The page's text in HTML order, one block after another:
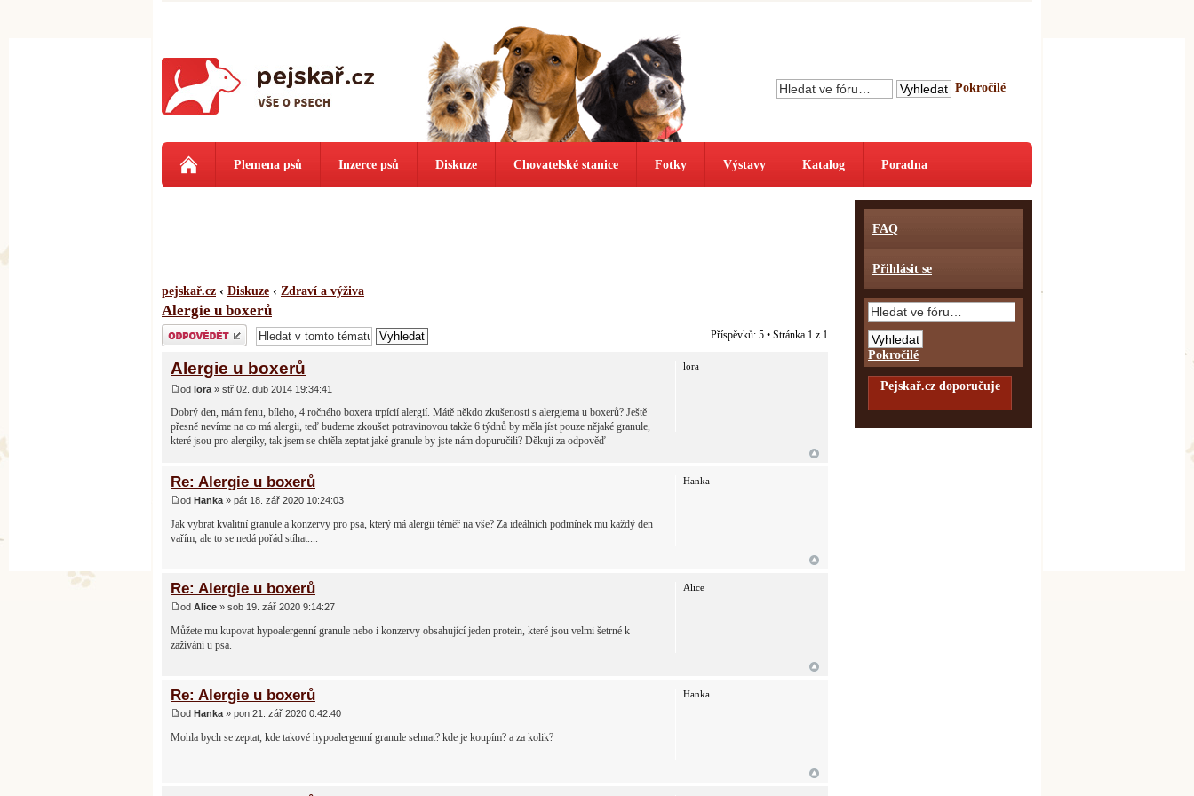
Pokročilé
Plemena psů Inzerce psů Diskuze Chovatelské stanice Fotky Výstavy Katalog Poradna
pejskař.cz ‹ Diskuze ‹ Zdraví a výživa
Alergie u boxerů
Odeslat odpověď Příspěvků: 5 • Stránka 1 z 1
Alergie u boxerů
od lora » stř 02. dub 2014 19:34:41
Dobrý den, mám fenu, bíleho, 4 ročného boxera trpícií alergií. Mátě někdo zkušenosti s alergiema u boxerů? Ještě
přesně nevíme na co má alergii, teď budeme zkoušet potravinovou takže 6 týdnů by měla jíst pouze nějaké granule,
které jsou pro alergiky, tak jsem se chtěla zeptat jaké granule by jste nám dopuručili? Děkuji za odpověď
lora
Re: Alergie u boxerů
od Hanka » pát 18. zář 2020 10:24:03
Jak vybrat kvalitní granule a konzervy pro psa, který má alergii téměř na vše? Za ideálních podmínek mu každý den
vařím, ale to se nedá pořád stíhat....
Hanka
Re: Alergie u boxerů
od Alice » sob 19. zář 2020 9:14:27
Můžete mu kupovat hypoalergenní granule nebo i konzervy obsahující jeden protein, které jsou velmi šetrné k
zažívání u psa.
Alice
Re: Alergie u boxerů
od Hanka » pon 21. zář 2020 0:42:40
Mohla bych se zeptat, kde takové hypoalergenní granule sehnat? kde je koupím? a za kolik?
Hanka
FAQ
Přihlásit se
Pokročilé
Pejskař.cz doporučuje